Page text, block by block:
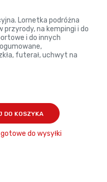
Lornetka podróżna
na kempingi i do
i do innych
futerał, uchwyt na
DO KOSZYKA
do wysyłki